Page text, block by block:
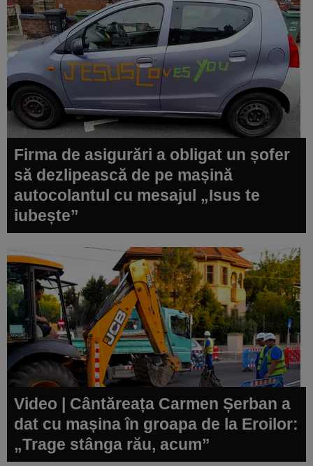
Firma de asigurări a obligat un șofer
să dezlipească de pe mașină
autocolantul cu mesajul „Isus te
iubește”
Video | Cântăreața Carmen Șerban a
dat cu mașina în groapa de la Eroilor:
„Trage stânga rău, acum”